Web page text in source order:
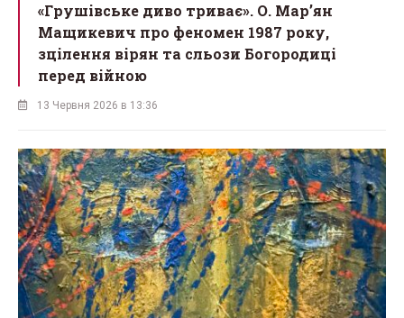
«Грушівське диво триває». О. Мар’ян
Мащикевич про феномен 1987 року,
зцілення вірян та сльози Богородиці
перед війною
13 Червня 2026 в 13:36